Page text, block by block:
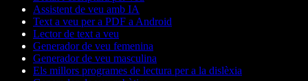
Assistent de veu amb IA
Text a veu per a PDF a Android
Lector de text a veu
Generador de veu femenina
Generador de veu masculina
Els millors programes de lectura per a la dislèxia